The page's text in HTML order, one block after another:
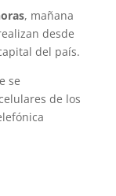
, mañana
desde
del país.
se
de los